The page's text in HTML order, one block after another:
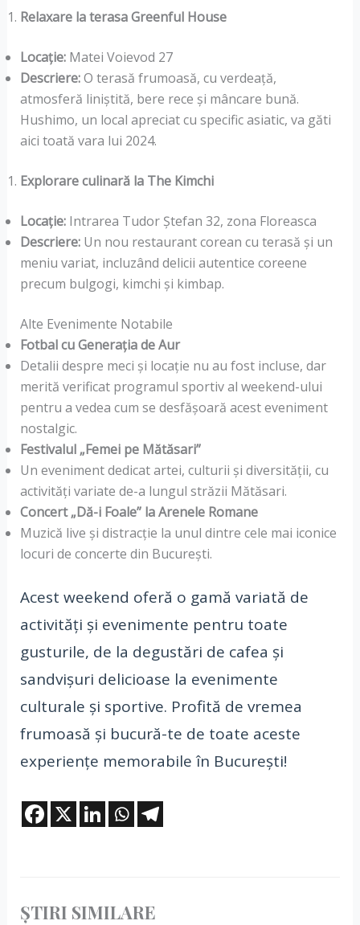
Relaxare la terasa Greenful House
Locație:Matei Voievod 27
Descriere:O terasă frumoasă, cu verdeață,
atmosferă liniștită, bere rece și mâncare bună.
Hushimo, un local apreciat cu specific asiatic, va găti
aici toată vara lui 2024.
Explorare culinară la The Kimchi
Locație:Intrarea Tudor Ștefan 32, zona Floreasca
Descriere:Un nou restaurant corean cu terasă și un
meniu variat, incluzând delicii autentice coreene
precum bulgogi, kimchi și kimbap.
Alte Evenimente Notabile
Fotbal cu Generația de Aur
Detalii despre meci și locație nu au fost incluse, dar
merită verificat programul sportiv al weekend-ului
pentru a vedea cum se desfășoară acest eveniment
nostalgic.
Festivalul „Femei pe Mătăsari”
Un eveniment dedicat artei, culturii și diversității, cu
activități variate de-a lungul străzii Mătăsari.
Concert „Dă-i Foale” la Arenele Romane
Muzică live și distracție la unul dintre cele mai iconice
locuri de concerte din București.
Acest weekend oferă o gamă variată de
activități și evenimente pentru toate
gusturile, de la degustări de cafea și
sandvișuri delicioase la evenimente
culturale și sportive. Profită de vremea
frumoasă și bucură-te de toate aceste
experiențe memorabile în București!
ȘTIRI SIMILARE